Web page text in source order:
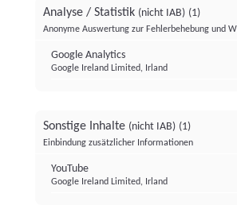
Analyse / Statistik (nicht IAB) (1)
Anonyme Auswertung zur Fehlerbehebung und
Google Analytics
Google Ireland Limited, Irland
Sonstige Inhalte (nicht IAB) (1)
Einbindung zusätzlicher Informationen
YouTube
Google Ireland Limited, Irland